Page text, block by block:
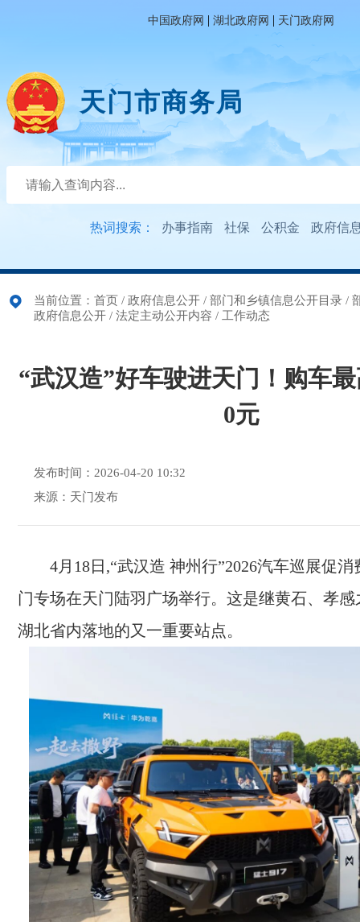
中国政府网 | 湖北政府网 | 天门政府网
天门市商务局
热词搜索： 办事指南 社保 公积金 政府信
当前位置： 首页 / 政府信息公开 / 部门和乡镇信息公开目录 /
政府信息公开 / 法定主动公开内容 / 工作动态
“武汉造”好车驶进天门！购车
0元
发布时间：2026-04-20 10:32
来源：天门发布
4月18日,“武汉造 神州行”2026汽车巡展促消
门专场在天门陆羽广场举行。这是继黄石、孝
湖北省内落地的又一重要站点。